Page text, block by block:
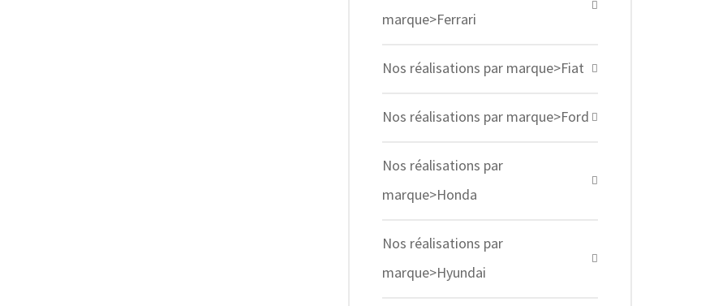
marque>Ferrari
Nos réalisations par marque>Fiat
Nos réalisations par marque>Ford
Nos réalisations par
marque>Honda
Nos réalisations par
marque>Hyundai